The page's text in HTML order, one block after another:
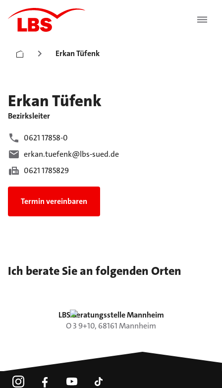
Erkan Tüfenk
ErkanTüfenk
Bezirksleiter
0621 17858-0
erkan.tuefenk@lbs-sued.de
0621 1785829
Termin vereinbaren
Ich berate Sie an folgenden Orten
LBS Beratungsstelle Mannheim
O 39+10, 68161Mannheim